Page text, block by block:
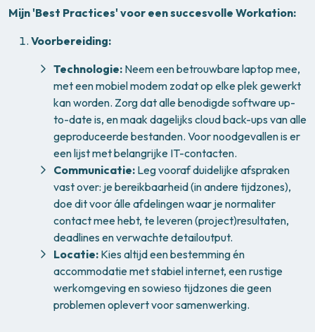
Mijn 'Best Practices' voor een succesvolle Workation:
Voorbereiding:
Technologie: Neem een betrouwbare laptop mee,
met een mobiel modem zodat op elke plek gewerkt
kan worden. Zorg dat alle benodigde software up-
to-date is, en maak dagelijks cloud back-ups van alle
geproduceerde bestanden. Voor noodgevallen is er
een lijst met belangrijke IT-contacten.
Communicatie: Leg vooraf duidelijke afspraken
vast over: je bereikbaarheid (in andere tijdzones),
doe dit voor álle afdelingen waar je normaliter
contact mee hebt, te leveren (project)resultaten,
deadlines en verwachte detailoutput.
Locatie: Kies altijd een bestemming én
accommodatie met stabiel internet, een rustige
werkomgeving en sowieso tijdzones die geen
problemen oplevert voor samenwerking.